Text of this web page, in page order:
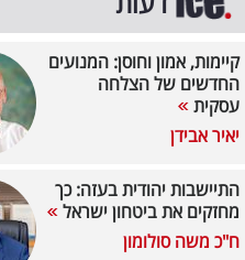
קיימות, אמון וחוסן: המנועים
החדשים של הצלחה
עסקית
יאיר אבידן
התיישבות יהודית בעזה: כך
מחזקים את ביטחון ישראל
ח"כ משה סולומון